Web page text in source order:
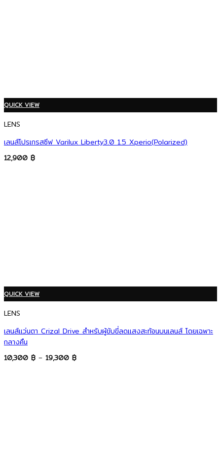
QUICK VIEW
LENS
เลนส์โปรเกรสซีฟ Varilux Liberty3.0 1.5 Xperio(Polarized)
12,900 ฿
QUICK VIEW
LENS
เลนส์แว่นตา Crizal Drive สำหรับผู้ขับขี่ลดแสงสะท้อนบนเลนส์ โดยเฉพาะ
กลางคืน
10,300 ฿ – 19,300 ฿Price